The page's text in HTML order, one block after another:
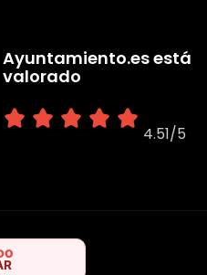
Ayuntamiento.es está
valorado
4.51/5